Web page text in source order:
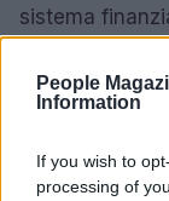
People
Information
If you wish to
processing of
sistema